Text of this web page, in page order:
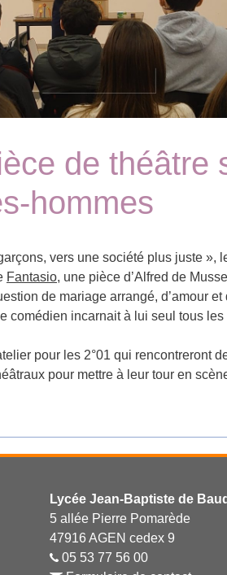
de théâtre
hommes
vers une société plus juste »,
Fantasio, une pièce d’Alfred de
de mariage arrangé, d’amour
comédien incarnait à lui seul tous les
pour les 2°01 qui rencontreront
pour mettre à leur tour en
Lycée Jean-Baptiste de
5 allée Pierre Pomarède
47916 AGEN cedex 9
05 53 77 56 00